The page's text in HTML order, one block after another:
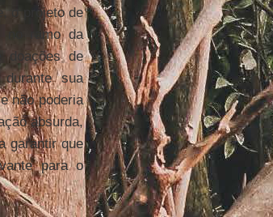
o projeto de
no ramo da
doações de
sua
não poderia
absurda,
garantir que
para o